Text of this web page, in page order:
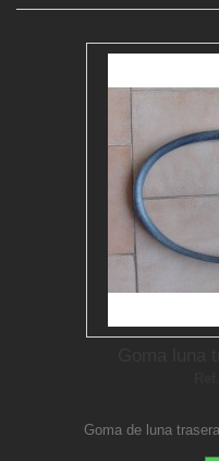
Goma de luna